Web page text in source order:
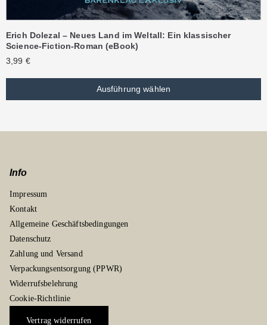
Erich Dolezal – Neues Land im Weltall: Ein klassischer
Science-Fiction-Roman (eBook)
3,99 €
Ausführung wählen
Info
Impressum
Kontakt
Allgemeine Geschäftsbedingungen
Datenschutz
Zahlung und Versand
Verpackungsentsorgung (PPWR)
Widerrufsbelehrung
Cookie-Richtlinie
Vertrag widerrufen